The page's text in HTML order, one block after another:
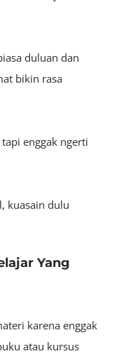
duluan dan
bikin rasa
tapi enggak ngerti
kuasain dulu
Yang
karena enggak
atau kursus